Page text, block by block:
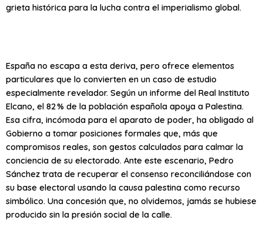
grieta histórica para la lucha contra el imperialismo global.
España no escapa a esta deriva, pero ofrece elementos
particulares que lo convierten en un caso de estudio
especialmente revelador. Según un informe del Real Instituto
Elcano, el 82 % de la población española apoya a Palestina.
Esa cifra, incómoda para el aparato de poder, ha obligado al
Gobierno a tomar posiciones formales que, más que
compromisos reales, son gestos calculados para calmar la
conciencia de su electorado. Ante este escenario, Pedro
Sánchez trata de recuperar el consenso reconciliándose con
su base electoral usando la causa palestina como recurso
simbólico. Una concesión que, no olvidemos, jamás se hubiese
producido sin la presión social de la calle.